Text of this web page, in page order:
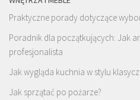
Praktyczne porady dotyczące
Poradnik dla początkujących: Jak
profesjonalista
Jak wygląda kuchnia w stylu
Jak sprzątać po pożarze?